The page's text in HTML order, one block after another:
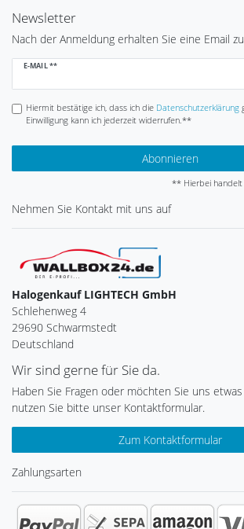
Newsletter
Nach der Anmeldung erhalten Sie eine Email
E-MAIL **
Newsletter
Hiermit bestätige ich, dass ich die Daten­schutz­erklärung
Einwilligung kann ich jederzeit widerrufen.**
Abonnieren
** Hierbei handelt
Nehmen Sie Kontakt mit uns auf
Halogenkauf LIGHTECH GmbH
Schlehenweg 4
29690 Schwarmstedt
Deutschland
Wir sind gerne für Sie da.
Haben Sie Fragen oder möchten Sie uns
nutzen Sie bitte unser Kontaktformular.
Zum Kontaktformular
Zahlungsarten